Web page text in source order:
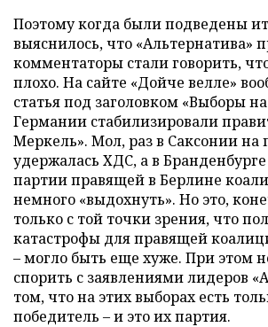
Поэтому когда были подведены
выяснилось, что «Альтернатива»
комментаторы стали говорить,
плохо. На сайте «Дойче велле»
статья под заголовком «Выборы на
Германии стабилизировали
Меркель». Мол, раз в Саксонии на
удержалась ХДС, а в
партии правящей в Берлине
немного «выдохнуть». Но это,
только с той точки зрения, что
катастрофы для правящей
– могло быть еще хуже. При этом
спорить с заявлениями лидеров
том, что на этих выборах есть
победитель – и это их партия.